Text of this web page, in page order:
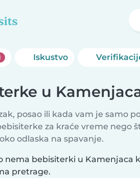
Iskustvo
u
posao ili kada vam je samo
za kraće vreme nego
odlaska na spavanje.
nema bebisiterki u Kamenjaca
pretrage.